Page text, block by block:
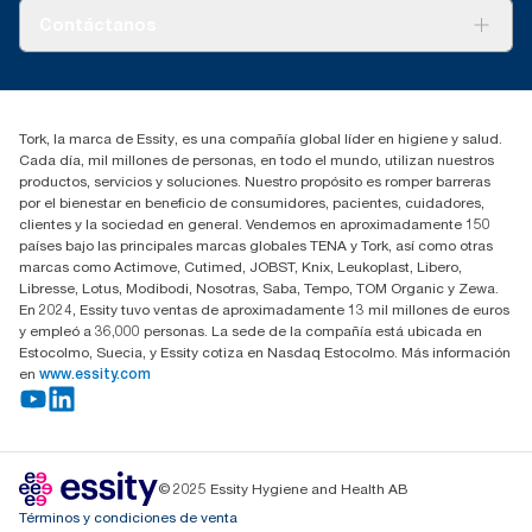
91 657 84 00
Tork, la marca de Essity, es una compañía global líder en higiene y salud.
Cada día, mil millones de personas, en todo el mundo, utilizan nuestros
productos, servicios y soluciones. Nuestro propósito es romper barreras
por el bienestar en beneficio de consumidores, pacientes, cuidadores,
clientes y la sociedad en general. Vendemos en aproximadamente 150
países bajo las principales marcas globales TENA y Tork, así como otras
marcas como Actimove, Cutimed, JOBST, Knix, Leukoplast, Libero,
Libresse, Lotus, Modibodi, Nosotras, Saba, Tempo, TOM Organic y Zewa.
En 2024, Essity tuvo ventas de aproximadamente 13 mil millones de euros
y empleó a 36,000 personas. La sede de la compañía está ubicada en
Estocolmo, Suecia, y Essity cotiza en Nasdaq Estocolmo. Más información
en www.essity.com
© 2025 Essity Hygiene and Health AB
Términos y condiciones de venta